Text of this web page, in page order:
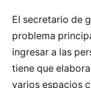
El secretario de
problema
ingresar a las
tiene que
varios espacios